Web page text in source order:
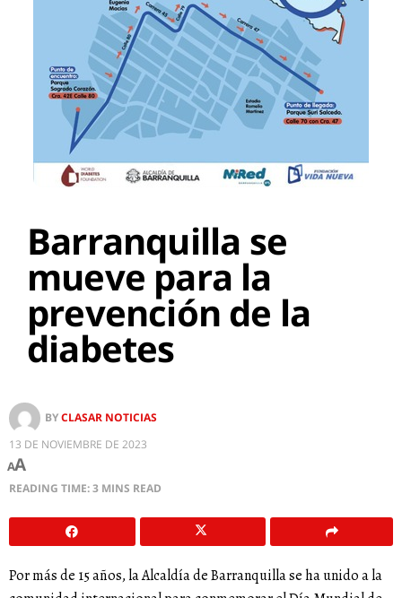
Barranquilla se
mueve para la
prevención de la
diabetes
BYCLASAR NOTICIAS
13 DE NOVIEMBRE DE 2023
AA
READING TIME: 3 MINS READ
Por más de 15 años, la Alcaldía de Barranquilla se ha unido a la